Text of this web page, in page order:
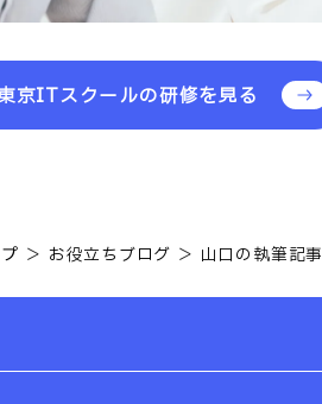
京ITスクールの研修を見る
お役立ちブログ 山口の執筆記事